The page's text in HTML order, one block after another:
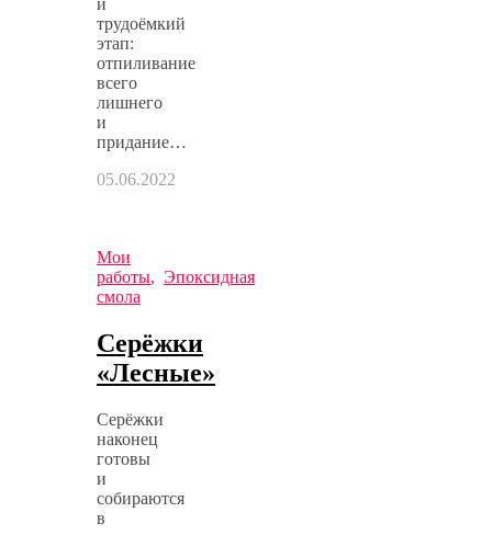
трудоёмкий
этап:
отпиливание
всего
лишнего
и
придание…
05.06.2022
Мои
работы, Эпоксидная
смола
Серёжки
«Лесные»
Серёжки
наконец
готовы
и
собираются
в